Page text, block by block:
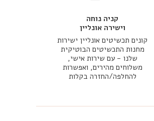
קניה נוחה
וישירה אונליין
קונים תכשיטים אונליין ישירות
מחנות התכשיטים הבוטיקית
שלנו - עם שירות אישי,
משלוחים מהירים, ואפשרות
להחלפה/החזרה בקלות